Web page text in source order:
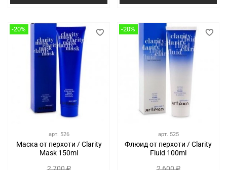
-20%
арт. 526
Маска от перхоти / Clarity
Mask 150ml
2 700 ₽
-20%
арт. 525
Флюид от перхоти / Clarity
Fluid 100ml
2 600 ₽